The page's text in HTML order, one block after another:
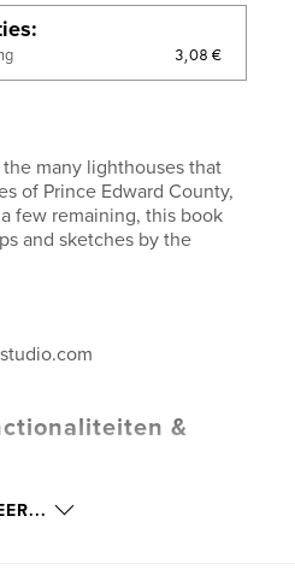
3,08 €
many lighthouses that
of Prince Edward County,
few remaining, this book
and sketches by the
&